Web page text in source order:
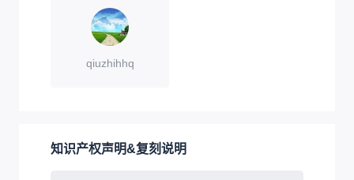
qiuzhihhq
知识产权声明&复刻说明